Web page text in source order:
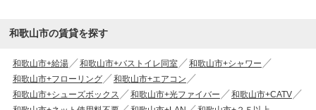
和歌山市の賃貸を探す
和歌山市+給湯 和歌山市+バストイレ同室
和歌山市+シャワー
和歌山市+フローリング
和歌山市+エアコン
和歌山市+シューズボックス
和歌山市+光ファイバー
和歌山市+CATV